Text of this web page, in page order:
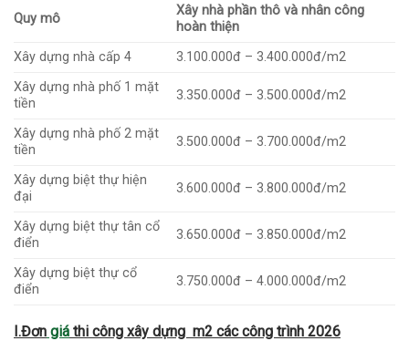
Quy mô
Xây nhà phần thô và nhân công
hoàn thiện
Xây dựng nhà cấp 4
3.100.000đ – 3.400.000đ/m2
Xây dựng nhà phố 1 mặt
tiền
3.350.000đ – 3.500.000đ/m2
Xây dựng nhà phố 2 mặt
tiền
3.500.000đ – 3.700.000đ/m2
Xây dựng biệt thự hiện
đại
3.600.000đ – 3.800.000đ/m2
Xây dựng biệt thự tân cổ
điển
3.650.000đ – 3.850.000đ/m2
Xây dựng biệt thự cổ
điển
3.750.000đ – 4.000.000đ/m2
I.Đơn giá thi công xây dựng m2 các công trình 2026